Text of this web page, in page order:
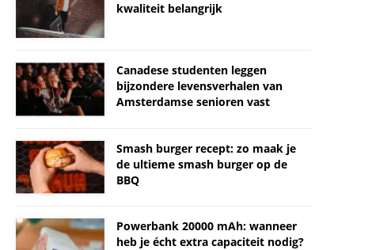
kwaliteit belangrijk
Canadese studenten leggen
bijzondere levensverhalen van
Amsterdamse senioren vast
Smash burger recept: zo maak je
de ultieme smash burger op de
BBQ
Powerbank 20000 mAh: wanneer
heb je écht extra capaciteit nodig?